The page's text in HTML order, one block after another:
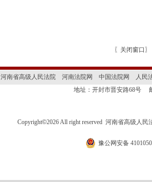
〖 关闭窗口 〗
河南省高级人民法院 河南法院网 中国法院网 人民
地址：开封市晋安路68号
Copyright©2026 All right reserved 河南省高级人
豫公网安备